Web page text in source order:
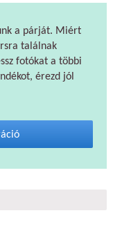
a párját. Miért
találnak
fotókat a többi
érezd jól